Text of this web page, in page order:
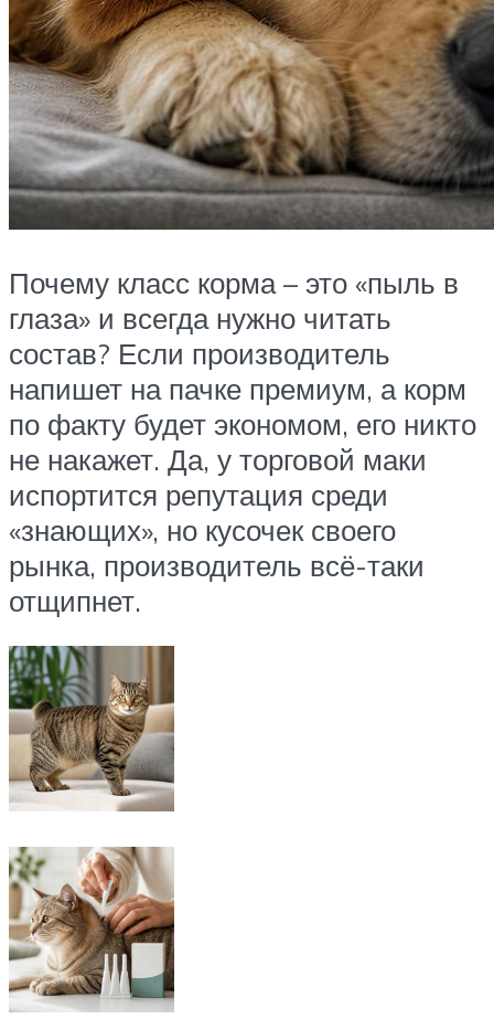
Почему класс корма – это «пыль в
глаза» и всегда нужно читать
состав? Если производитель
напишет на пачке премиум, а корм
по факту будет экономом, его никто
не накажет. Да, у торговой маки
испортится репутация среди
«знающих», но кусочек своего
рынка, производитель всё-таки
отщипнет.